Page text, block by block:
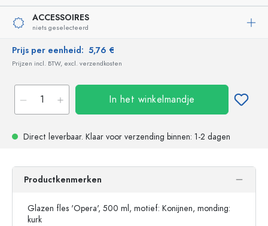
ACCESSOIRES
niets geselecteerd
Prijs per eenheid: 5,76 €
Prijzen incl. BTW, excl. verzendkosten
In het winkelmandje
Direct leverbaar. Klaar voor verzending binnen: 1-2 dagen
Productkenmerken
Glazen fles 'Opera', 500 ml, motief: Konijnen, monding:
kurk